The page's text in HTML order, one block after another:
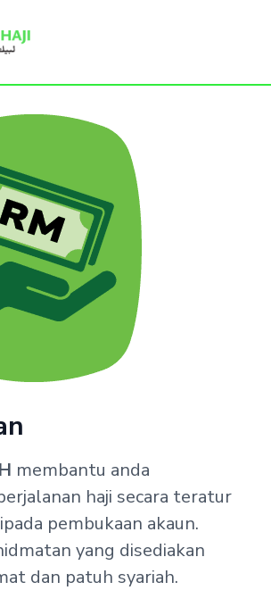
membantu anda
haji secara teratur
pembukaan akaun.
yang disediakan
dan patuh syariah.